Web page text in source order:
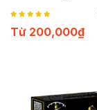
Từ 200,000₫